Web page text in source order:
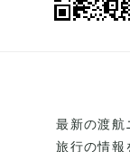
最新の渡航
旅行の情